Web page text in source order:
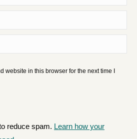
website in this browser for the next time I
reduce spam. Learn how your